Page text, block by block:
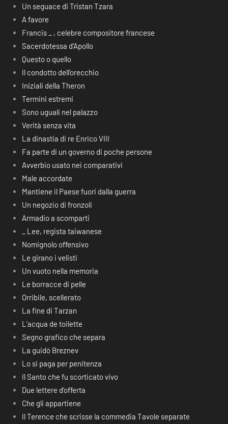
Un seguace di Tristan Tzara
A favore
Francis _ , celebre compositore francese
Sacerdotessa d’Apollo
Questo o quello
Il condotto dell’orecchio
Iniziali della Theron
Termini estremi
Sono uguali nel palazzo
Verità senza vita
La dinastia di re Enrico VIII
Fa parte di un governo di poche persone
Avverbio usato nei comparativi
Male accordate
Mantiene il Paese fuori dalla guerra
Un negozio di fronzoli
Armadio a scomparti
_ Lee, regista taiwanese
Nomignolo offensivo
Le girano i velisti
Un vuoto nella memoria
Le borracce di pelle
Orribile, scellerato
La fine di Tarzan
L’acqua de toilette
Segno grafico che separa
La guidò Breznev
Lo si paga per penitenza
Il Santo che fu scorticato vivo
Due lettere d’offerta
Che gli appartiene
Il Terence che scrisse la commedia Tavole separate